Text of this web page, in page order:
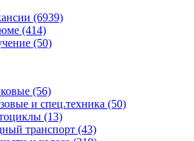
(6939)
(414)
(50)
(56)
и спец.техника (50)
(13)
транспорт (43)